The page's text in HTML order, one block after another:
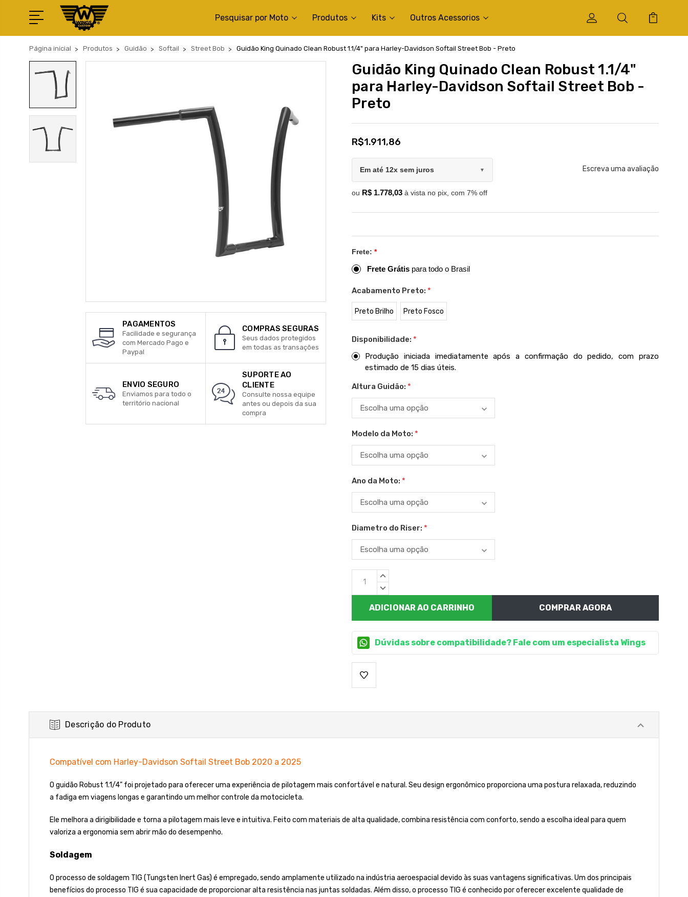
Pesquisar por Moto Produtos Kits Outros Acessorios
Página inicial Produtos Guidão Softail Street Bob Guidão King Quinado Clean Robust 1.1/4" para Harley-Davidson Softail Street Bob - Preto
PAGAMENTOS
Facilidade e segurança
com Mercado Pago e
Paypal
COMPRAS SEGURAS
Seus dados protegidos
em todas as transações
ENVIO SEGURO
Enviamos para todo o
território nacional
SUPORTE AO
CLIENTE
Consulte nossa equipe
antes ou depois da sua
compra
Guidão King Quinado Clean Robust 1.1/4"
para Harley-Davidson Softail Street Bob -
Preto
R$1.911,86
Em até 12x sem juros ▼
ou R$ 1.778,03 à vista no pix, com 7% off
Escreva uma avaliação
Frete: *
Frete Grátis para todo o Brasil
Acabamento Preto: *
Preto Brilho Preto Fosco
Disponibilidade: *
Produção iniciada imediatamente após a confirmação do pedido, com prazo
estimado de 15 dias úteis.
Altura Guidão: *
Modelo da Moto: *
Ano da Moto: *
Diametro do Riser: *
Estoque
atual:
QUANTIDADE
QUANTIDADE
COMPRAR AGORA
Dúvidas sobre compatibilidade? Fale com um especialista Wings
Descrição do Produto
Compatível com Harley-Davidson Softail Street Bob 2020 a 2025
O guidão Robust 1.1/4" foi projetado para oferecer uma experiência de pilotagem mais confortável e natural. Seu design ergonômico proporciona uma postura relaxada, reduzindo
a fadiga em viagens longas e garantindo um melhor controle da motocicleta.
Ele melhora a dirigibilidade e torna a pilotagem mais leve e intuitiva. Feito com materiais de alta qualidade, combina resistência com conforto, sendo a escolha ideal para quem
valoriza a ergonomia sem abrir mão do desempenho.
Soldagem
O processo de soldagem TIG (Tungsten Inert Gas) é empregado, sendo amplamente utilizado na indústria aeroespacial devido às suas vantagens significativas. Um dos principais
benefícios do processo TIG é sua capacidade de proporcionar alta resistência nas juntas soldadas. Além disso, o processo TIG é conhecido por oferecer excelente qualidade de